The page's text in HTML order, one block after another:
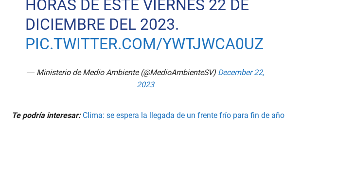
HORAS DE ESTE VIERNES 22 DE
DICIEMBRE DEL 2023.
PIC.TWITTER.COM/YWTJWCA0UZ
— Ministerio de Medio Ambiente (@MedioAmbienteSV) December 22,
2023
Te podría interesar:Clima: se espera la llegada de un frente frío para fin de año